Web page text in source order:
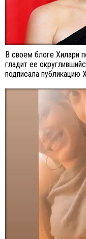
В своем блоге Хилари
гладит ее
подписала публикацию